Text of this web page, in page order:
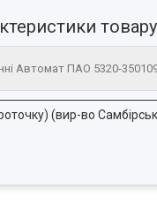
товару
Автомат ПАО 5320-
(вир-во